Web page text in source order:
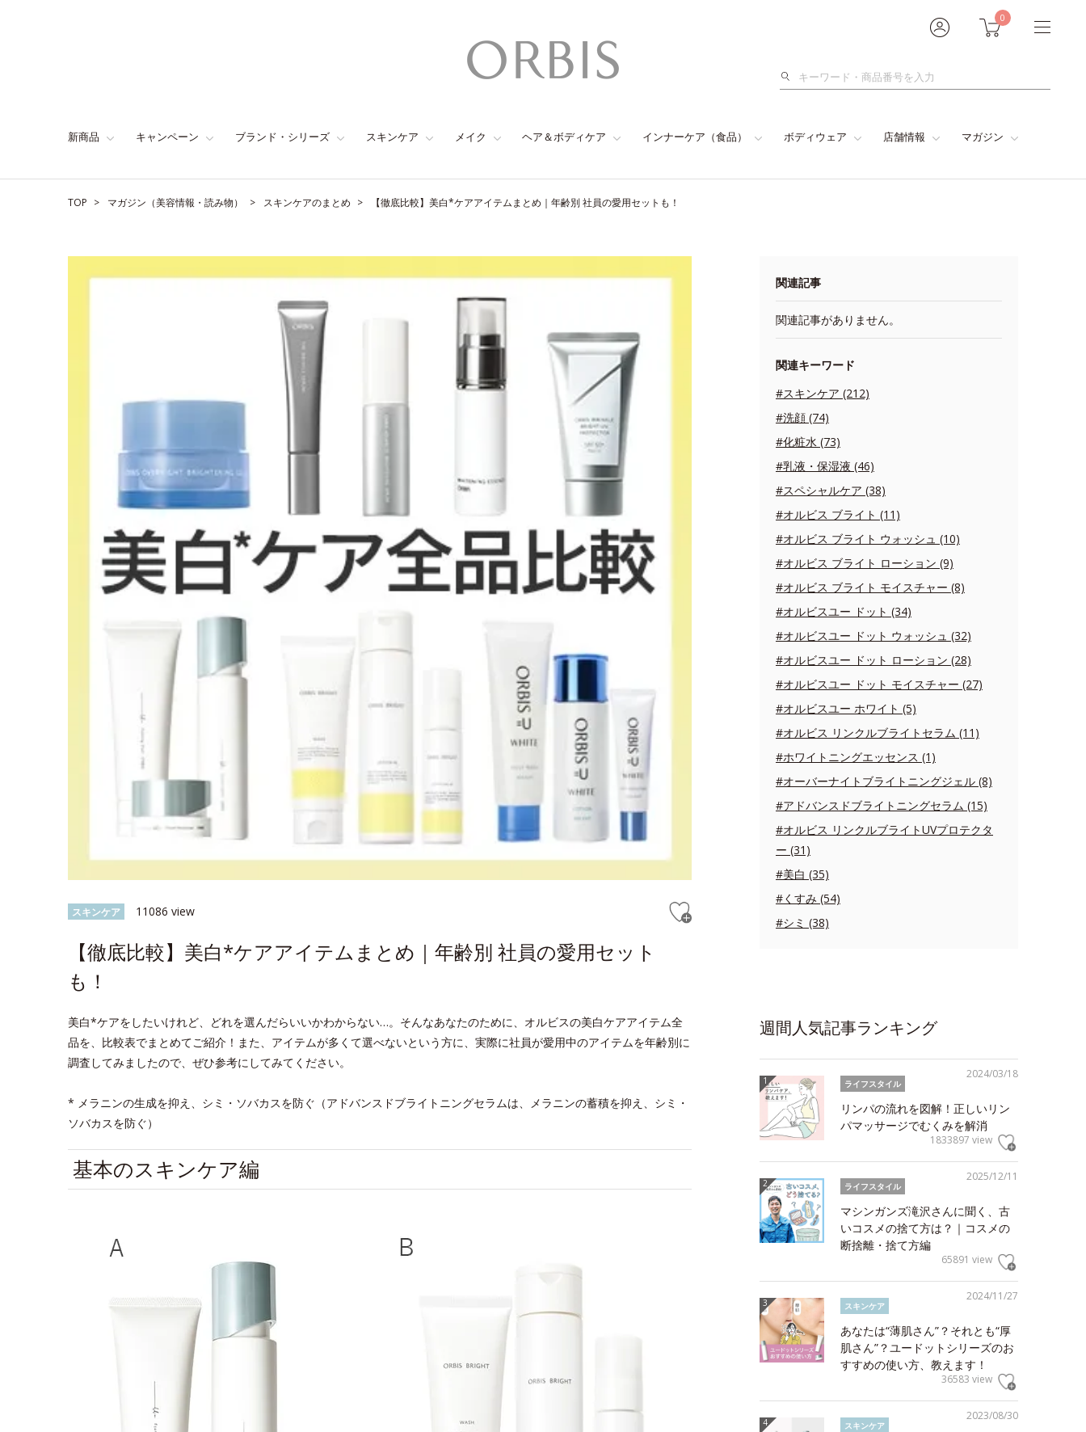
0
検
新商品 キャンペーン ブランド・シリーズ スキンケア メイク ヘア＆ボディケア インナーケア（食品） ボディウェア 店舗情報 マガジン
TOP マガジン（美容情報・読み物） スキンケアのまとめ 【徹底比較】美白*ケアアイテムまとめ｜年齢別 社員の愛用セットも！
スキンケア 11086 view
【徹底比較】美白*ケアアイテムまとめ｜年齢別 社員の愛用セット
も！
美白*ケアをしたいけれど、どれを選んだらいいかわからない…。そんなあなたのために、オルビスの美白ケアアイテム全
品を、比較表でまとめてご紹介！また、アイテムが多くて選べないという方に、実際に社員が愛用中のアイテムを年齢別に
調査してみましたので、ぜひ参考にしてみてください。
* メラニンの生成を抑え、シミ・ソバカスを防ぐ（アドバンスドブライトニングセラムは、メラニンの蓄積を抑え、シミ・
ソバカスを防ぐ）
基本のスキンケア編
関連記事
関連記事がありません。
関連キーワード
#スキンケア (212)
#洗顔 (74)
#化粧水 (73)
#乳液・保湿液 (46)
#スペシャルケア (38)
#オルビス ブライト (11)
#オルビス ブライト ウォッシュ (10)
#オルビス ブライト ローション (9)
#オルビス ブライト モイスチャー (8)
#オルビスユー ドット (34)
#オルビスユー ドット ウォッシュ (32)
#オルビスユー ドット ローション (28)
#オルビスユー ドット モイスチャー (27)
#オルビスユー ホワイト (5)
#オルビス リンクルブライトセラム (11)
#ホワイトニングエッセンス (1)
#オーバーナイトブライトニングジェル (8)
#アドバンスドブライトニングセラム (15)
#オルビス リンクルブライトUVプロテクタ
ー (31)
#美白 (35)
#くすみ (54)
#シミ (38)
週間人気記事ランキング
2024/03/18
ライフスタイル
リンパの流れを図解！正しいリン
パマッサージでむくみを解消
1833897 view
2025/12/11
ライフスタイル
マシンガンズ滝沢さんに聞く、古
いコスメの捨て方は？｜コスメの
断捨離・捨て方編
65891 view
2024/11/27
スキンケア
あなたは“薄肌さん”？それとも“厚
肌さん”？ユードットシリーズのお
すすめの使い方、教えます！
36583 view
2023/08/30
スキンケア